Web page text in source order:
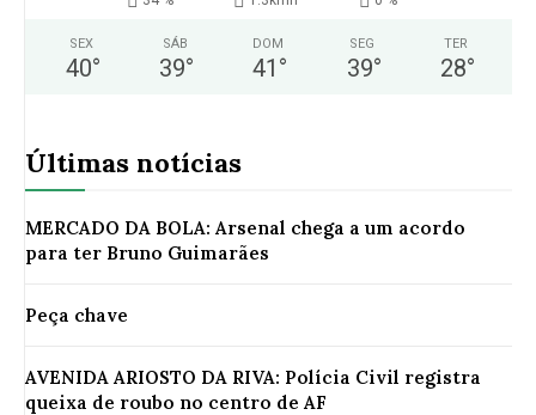
SEX
40°
SÁB
39°
DOM
41 °
SEG
39°
TER
28°
Últimas notícias
MERCADO DA BOLA: Arsenal chega a um acordo
para ter Bruno Guimarães
Peça chave
AVENIDA ARIOSTO DA RIVA: Polícia Civil registra
queixa de roubo no centro de AF